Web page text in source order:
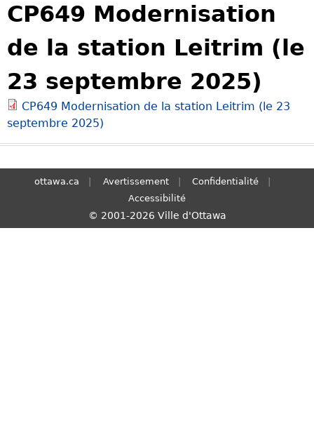
i
n
e
y
o
u
r
S
e
CP649 Modernisation
de la station Leitrim (le
23 septembre 2025)
CP649 Modernisation de la station Leitrim (le 23
septembre 2025)
ottawa.ca Avertissement
Confidentialité
Accessibilité
© 2001-2026 Ville d'Ottawa